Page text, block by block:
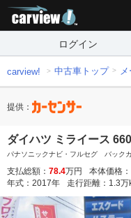
ログイン
carview! 中古車トップ
提供：
ダイハツ ミライース 660
パナソニックナビ・フルセグ バック
支払総額： 78.4万円 本体価格：
年式： 2017年 走行距離： 1.3万